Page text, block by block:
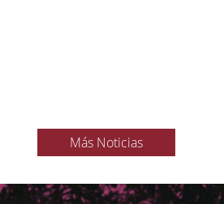
Más Noticias